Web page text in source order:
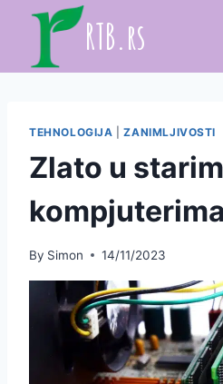
content
RTB.rs
TEHNOLOGIJA |ZANIMLJIVOSTI
Zlato u starim
kompjuterima
By Simon 14/11/2023